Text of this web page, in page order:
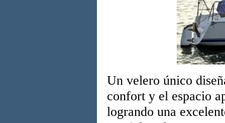
Un velero único
confort y el espacio
logrando una